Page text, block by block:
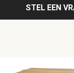
STEL EEN